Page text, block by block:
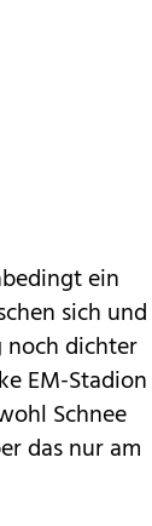
ein
sich und
noch dichter
EM-Stadion
Schnee
das nur am